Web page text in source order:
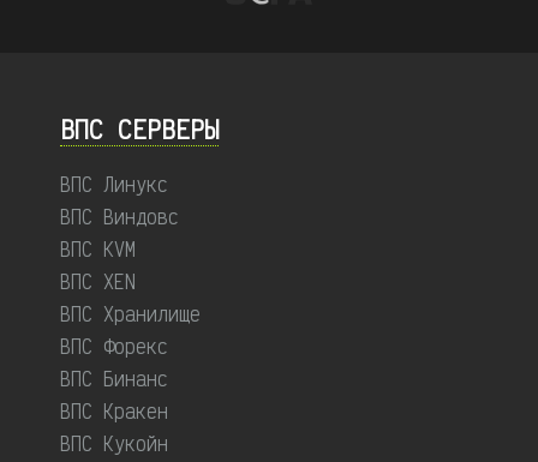
ВПС СЕРВЕРЫ
ВПС Линукс
ВПС Виндовс
ВПС KVM
ВПС XEN
ВПС Хранилище
ВПС Форекс
ВПС Бинанс
ВПС Кракен
ВПС Кукойн